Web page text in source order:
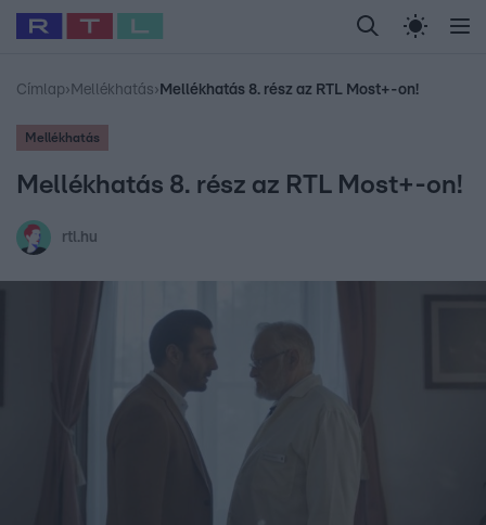
Legfrissebb RTL Híradó Randi Celeb vagyok,
Babits Marcella Most Wanted Gallusz
Címlap› Mellékhatás› Mellékhatás 8. rész az RTL Most+-on!
Mellékhatás
Mellékhatás 8. rész az RTL Most+-on!
rtl.hu